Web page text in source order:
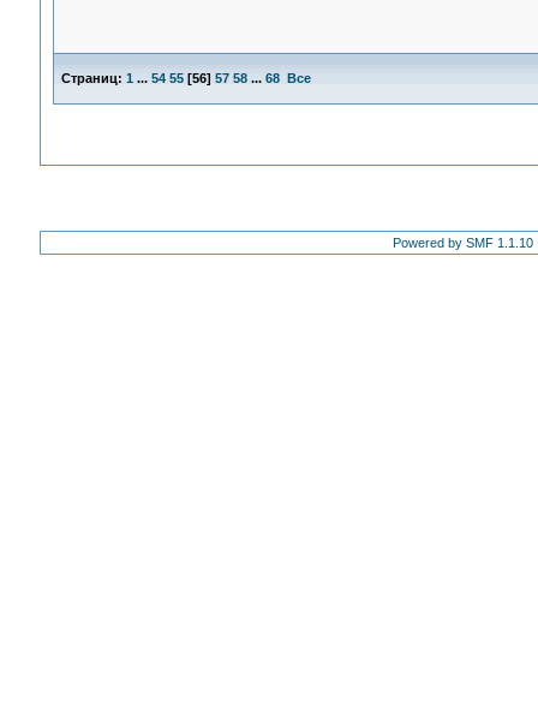
Страниц: 1 ... 54 55[56] 57 58 ... 68 Все
Powered by SMF 1.1.10